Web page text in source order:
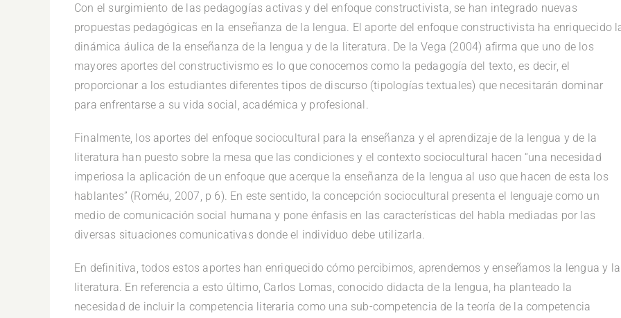
Con el surgimiento de las pedagogías activas y del enfoque constructivista, se han integrado nuevas
propuestas pedagógicas en la enseñanza de la lengua. El aporte del enfoque constructivista ha enriquecido
dinámica áulica de la enseñanza de la lengua y de la literatura. De la Vega (2004) afirma que uno de los
mayores aportes del constructivismo es lo que conocemos como la pedagogía del texto, es decir, el
proporcionar a los estudiantes diferentes tipos de discurso (tipologías textuales) que necesitarán dominar
para enfrentarse a su vida social, académica y profesional.
Finalmente, los aportes del enfoque sociocultural para la enseñanza y el aprendizaje de la lengua y de la
literatura han puesto sobre la mesa que las condiciones y el contexto sociocultural hacen “una necesidad
imperiosa la aplicación de un enfoque que acerque la enseñanza de la lengua al uso que hacen de esta los
hablantes” (Roméu, 2007, p 6). En este sentido, la concepción sociocultural presenta el lenguaje como un
medio de comunicación social humana y pone énfasis en las características del habla mediadas por las
diversas situaciones comunicativas donde el individuo debe utilizarla.
En definitiva, todos estos aportes han enriquecido cómo percibimos, aprendemos y enseñamos la lengua y la
literatura. En referencia a esto último, Carlos Lomas, conocido didacta de la lengua, ha planteado la
necesidad de incluir la competencia literaria como una sub-competencia de la teoría de la competencia